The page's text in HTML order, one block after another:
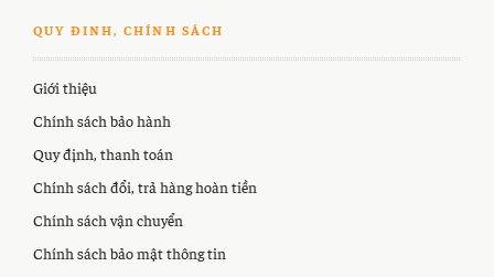
QUY ĐINH, CHÍNH SÁCH
Giới thiệu
Chính sách bảo hành
Quy định, thanh toán
Chính sách đổi, trả hàng hoàn tiền
Chính sách vận chuyển
Chính sách bảo mật thông tin